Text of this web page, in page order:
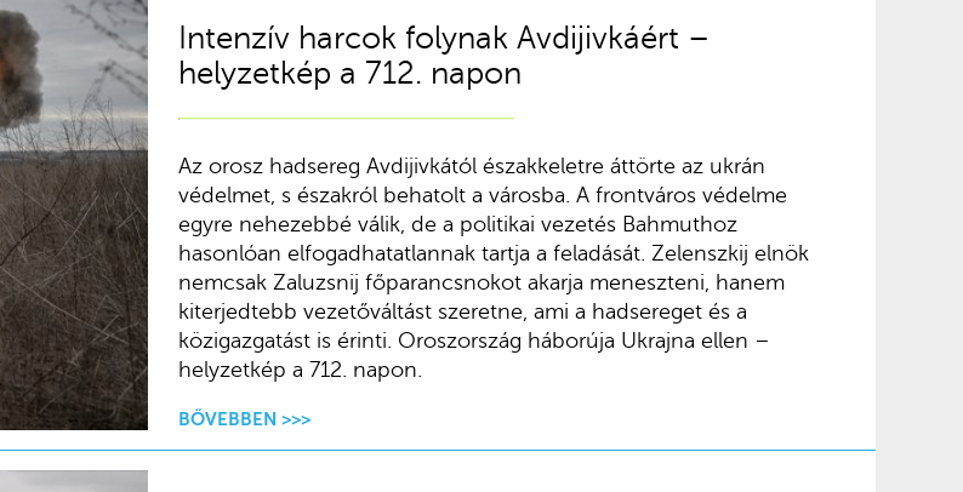
Intenzív harcok folynak Avdijivkáért –
helyzetkép a 712. napon
Az orosz hadsereg Avdijivkától északkeletre áttörte az ukrán
védelmet, s északról behatolt a városba. A frontváros védelme
egyre nehezebbé válik, de a politikai vezetés Bahmuthoz
hasonlóan elfogadhatatlannak tartja a feladását. Zelenszkij elnök
nemcsak Zaluzsnij főparancsnokot akarja meneszteni, hanem
kiterjedtebb vezetőváltást szeretne, ami a hadsereget és a
közigazgatást is érinti. Oroszország háborúja Ukrajna ellen –
helyzetkép a 712. napon.
BŐVEBBEN >>>